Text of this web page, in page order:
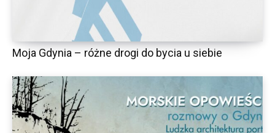
Moja Gdynia – różne drogi do bycia u siebie